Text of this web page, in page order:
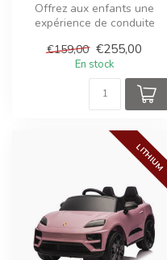
Offrez aux enfants une
expérience de conduite
Macan ...
€159,00 €255,00
En stock
LITHIUM